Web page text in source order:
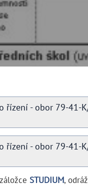
řízení - obor 79-41-
řízení - obor 79-41-
STUDIUM,